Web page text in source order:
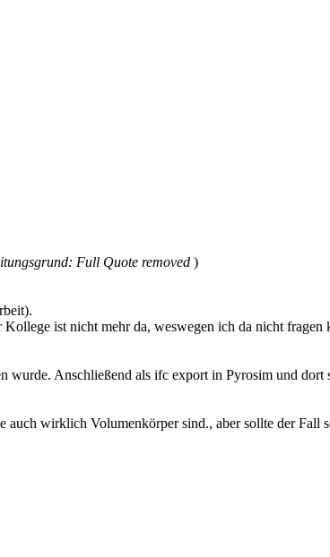
Full Quote removed )
ist nicht mehr da, weswegen ich da nicht fragen
Anschließend als ifc export in Pyrosim und
wirklich Volumenkörper sind., aber sollte der Fall